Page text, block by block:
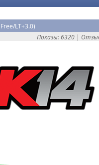
LT+3.0)
Показы: 6320 |